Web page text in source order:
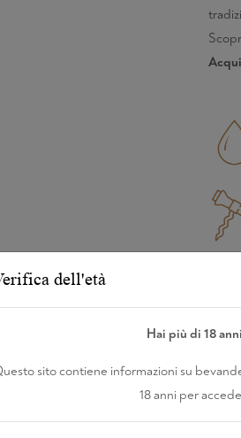
dell'età
Hai più di 18
sito contiene informazioni su
18 anni per